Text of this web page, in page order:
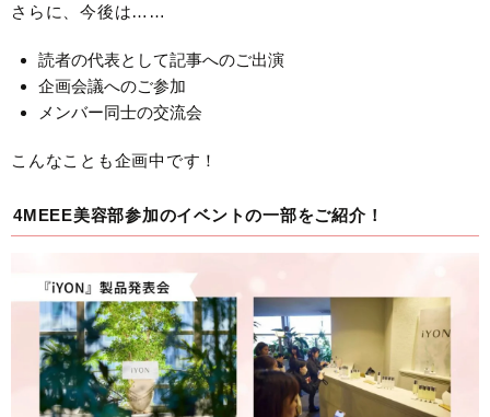
さらに、今後は……
読者の代表として記事へのご出演
企画会議へのご参加
メンバー同士の交流会
こんなことも企画中です！
4MEEE美容部参加のイベントの一部をご紹介！